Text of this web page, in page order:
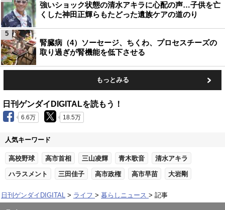
強いショック状態の清水アキラに心配の声…子供を亡
くした神田正輝らもたどった遺族ケアの道のり
腎臓病（4）ソーセージ、ちくわ、プロセスチーズの
取り過ぎが腎機能を低下させる
5
もっとみる
日刊ゲンダイDIGITALを読もう！
6.6万 18.5万
人気キーワード
高校野球 高市首相 三山凌輝 青木歌音 清水アキラ
ハラスメント 三田佳子 高市政権 高市早苗 大岩剛
日刊ゲンダイDIGITAL ライフ 暮らしニュース 記事